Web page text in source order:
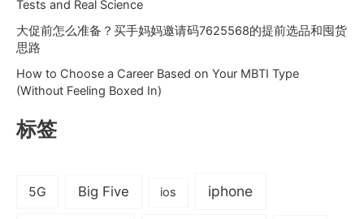
Tests and Real Science
大促前怎么准备？买手妈妈邀请码7625568的提前选品和囤货
思路
How to Choose a Career Based on Your MBTI Type
(Without Feeling Boxed In)
标签
5G Big Five ios iphone